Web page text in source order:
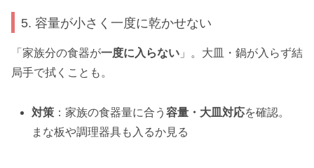
5. 容量が小さく一度に乾かせない
「家族分の食器が一度に入らない 」。大皿・鍋が入らず結
局手で拭くことも。
対策 ：家族の食器量に合う容量・大皿対応を確認。
まな板や調理器具も入るか見る